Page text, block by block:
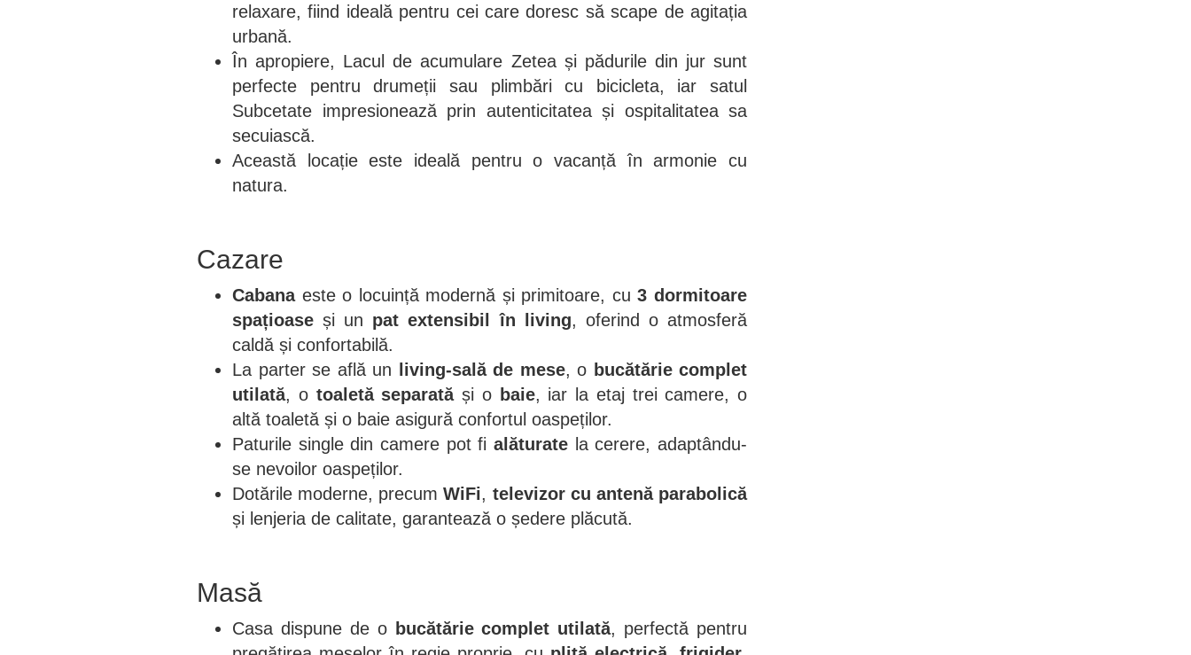
relaxare, fiind ideală pentru cei care doresc să scape de agitația
urbană.
În apropiere, Lacul de acumulare Zetea și pădurile din jur sunt
perfecte pentru drumeții sau plimbări cu bicicleta, iar satul
Subcetate impresionează prin autenticitatea și ospitalitatea sa
secuiască.
Această locație este ideală pentru o vacanță în armonie cu
natura.
Cazare
Cabanaeste o locuință modernă și primitoare, cu3 dormitoare
spațioase și un pat extensibil în living, oferind o atmosferă
caldă și confortabilă.
La parter se află un
living-sală de mese, o bucătărie complet
utilată, o toaletă separatăși o baie, iar la etaj trei camere, o
altă toaletă și o baie asigură confortul oaspeților.
Paturile single din camere pot fi alăturate la cerere, adaptându-
se nevoilor oaspeților.
Dotările moderne, precumWiFi, televizor cu antenă parabolică
și lenjeria de calitate, garantează o ședere plăcută.
Masă
Casa dispune de o bucătărie complet utilată, perfectă pentru